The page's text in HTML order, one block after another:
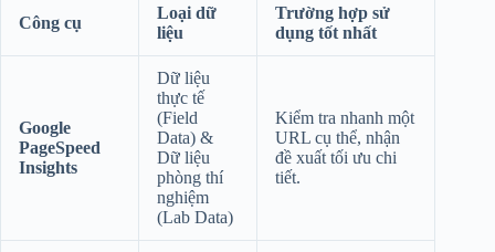
Công cụ
Loại dữ
liệu
Trường hợp sử
dụng tốt nhất
Google
PageSpeed
Insights
Dữ liệu
thực tế
(Field
Data) &
Dữ liệu
phòng thí
nghiệm
(Lab Data)
Kiểm tra nhanh một
URL cụ thể, nhận
đề xuất tối ưu chi
tiết.